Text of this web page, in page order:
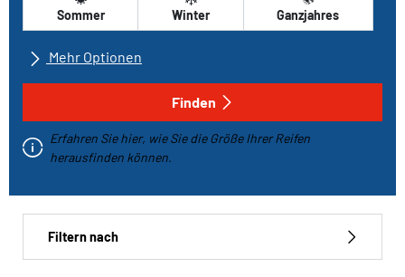
Sommer Winter Ganzjahres
Mehr Optionen
Alle Marken
Fahrzeugtyp
Run-flat
Finden
Erfahren Sie hier, wie Sie die Größe Ihrer Reifen
herausfinden können.
Filtern nach